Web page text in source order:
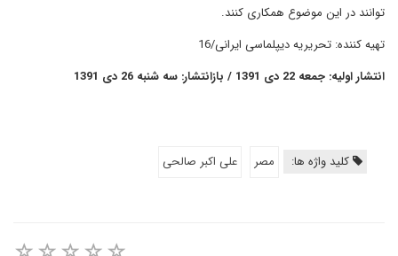
توانند در این موضوع همکاری کنند.
تهیه کننده: تحریریه دیپلماسی ایرانی/16
انتشار اولیه: جمعه 22 دی 1391 / بازانتشار: سه شنبه 26 دی 1391
کلید واژه ها: مصر علی اکبر صالحی